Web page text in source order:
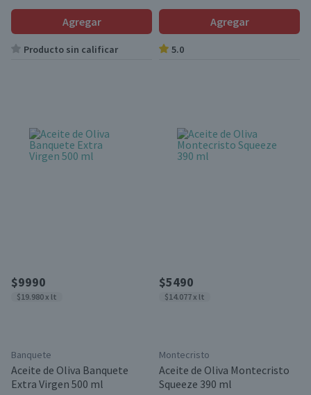
Agregar
Producto sin calificar
Agregar
5.0
$9990
$19.980 x lt
Banquete
Aceite de Oliva Banquete
Extra Virgen 500 ml
$5490
$14.077 x lt
Montecristo
Aceite de Oliva Montecristo
Squeeze 390 ml